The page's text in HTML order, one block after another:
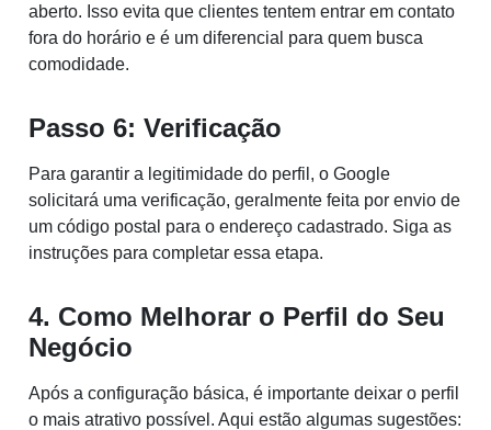
aberto. Isso evita que clientes tentem entrar em contato
fora do horário e é um diferencial para quem busca
comodidade.
Passo 6: Verificação
Para garantir a legitimidade do perfil, o Google
solicitará uma verificação, geralmente feita por envio de
um código postal para o endereço cadastrado. Siga as
instruções para completar essa etapa.
4. Como Melhorar o Perfil do Seu
Negócio
Após a configuração básica, é importante deixar o perfil
o mais atrativo possível. Aqui estão algumas sugestões: